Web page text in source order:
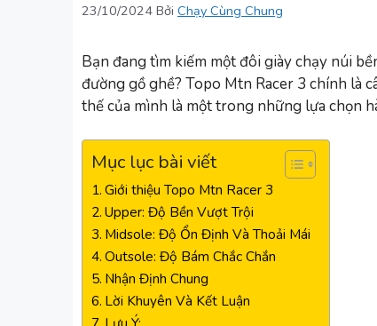
23/10/2024 Bởi Chạy Cùng Chung
Bạn đang tìm kiếm một đôi giày chạy núi
đường gồ ghề? Topo Mtn Racer 3 chính là
thế của mình là một trong những lựa chọn
Mục lục bài viết
Giới thiệu Topo Mtn Racer 3
Upper: Độ Bền Vượt Trội
Midsole: Độ Ổn Định Và Thoải Mái
Outsole: Độ Bám Chắc Chắn
Nhận Định Chung
Lời Khuyên Và Kết Luận